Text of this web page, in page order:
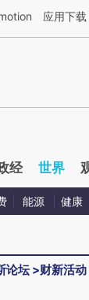
应用下载
经 世界
能源 健康
论坛 >财新活动